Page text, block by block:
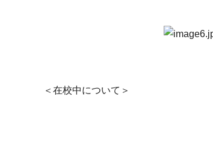
＜在校中について＞